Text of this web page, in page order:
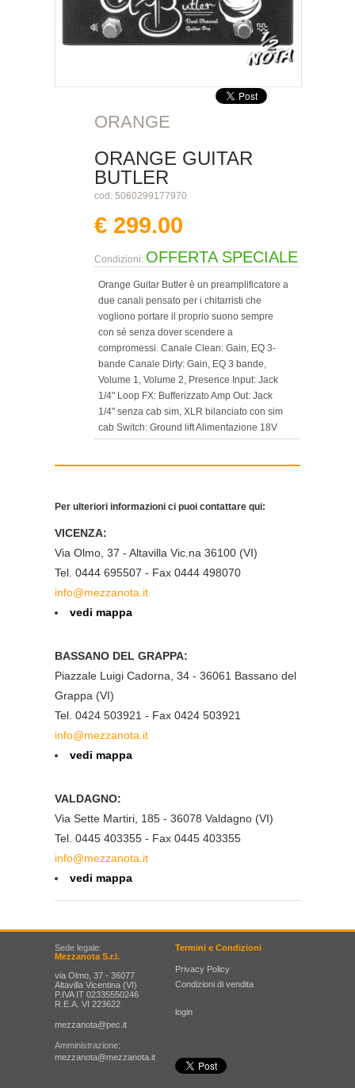
ORANGE
ORANGE GUITAR
BUTLER
cod. 5060299177970
€ 299.00
Condizioni: OFFERTA SPECIALE
Orange Guitar Butler è un preamplificatore a
due canali pensato per i chitarristi che
vogliono portare il proprio suono sempre
con sé senza dover scendere a
compromessi. Canale Clean: Gain, EQ 3-
bande Canale Dirty: Gain, EQ 3 bande,
Volume 1, Volume 2, Presence Input: Jack
1/4" Loop FX: Bufferizzato Amp Out: Jack
1/4" senza cab sim, XLR bilanciato con sim
cab Switch: Ground lift Alimentazione 18V
Per ulteriori informazioni ci puoi contattare qui:
VICENZA:
Via Olmo, 37 - Altavilla Vic.na 36100 (VI)
Tel. 0444 695507 - Fax 0444 498070
info@mezzanota.it
vedi mappa
BASSANO DEL GRAPPA:
Piazzale Luigi Cadorna, 34 - 36061 Bassano del
Grappa (VI)
Tel. 0424 503921 - Fax 0424 503921
info@mezzanota.it
vedi mappa
VALDAGNO:
Via Sette Martiri, 185 - 36078 Valdagno (VI)
Tel. 0445 403355 - Fax 0445 403355
info@mezzanota.it
vedi mappa
Sede legale:
Mezzanota S.r.l.
via Olmo, 37 - 36077
Altavilla Vicentina (VI)
P.IVA IT 02335550246
R.E.A. VI 223622
mezzanota@pec.it
Amministrazione:
mezzanota@mezzanota.it
Termini e Condizioni
Privacy Policy
Condizioni di vendita
login